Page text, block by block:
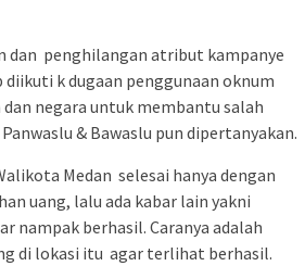
dan penghilangan atribut kampanye
k dugaan penggunaan oknum
negara untuk membantu salah
& Bawaslu pun dipertanyakan.
Medan selesai hanya dengan
uang, lalu ada kabar lain yakni
nampak berhasil. Caranya adalah
di lokasi itu agar terlihat berhasil.